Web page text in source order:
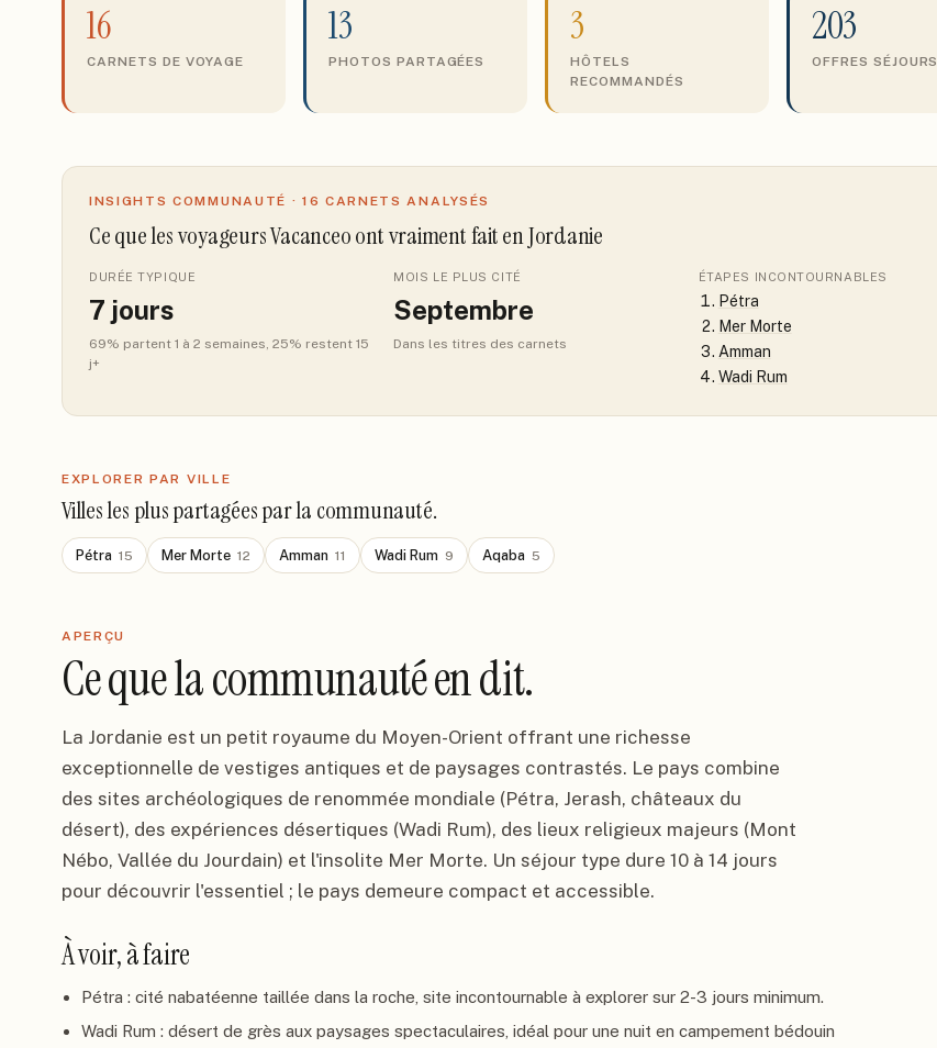
16
CARNETS DE VOYAGE
13
PHOTOS PARTAGÉES
3
HÔTELS
RECOMMANDÉS
203
OFFRES SÉJOURS
INSIGHTS COMMUNAUTÉ · 16 CARNETS ANALYSÉS
Ce que les voyageurs Vacanceo ont vraiment faiten Jordanie
DURÉE TYPIQUE
7 jours
69% partent 1 à 2 semaines, 25% restent 15
j+
MOIS LE PLUS CITÉ
Septembre
Dans les titres des carnets
ÉTAPES INCONTOURNABLES
Pétra
Mer Morte
Amman
Wadi Rum
EXPLORER PAR VILLE
Villes les plus partagées par la communauté.
Pétra 15 Mer Morte 12 Amman 11 Wadi Rum 9 Aqaba 5
APERÇU
Ce que la communauté en dit.
La Jordanie est un petit royaume du Moyen-Orient offrant une richesse
exceptionnelle de vestiges antiques et de paysages contrastés. Le pays combine
des sites archéologiques de renommée mondiale (Pétra, Jerash, châteaux du
désert), des expériences désertiques (Wadi Rum), des lieux religieux majeurs (Mont
Nébo, Vallée du Jourdain) et l'insolite Mer Morte. Un séjour type dure 10 à 14 jours
pour découvrir l'essentiel ; le pays demeure compact et accessible.
À voir, à faire
Pétra : cité nabatéenne taillée dans la roche, site incontournable à explorer sur 2-3 jours minimum.
Wadi Rum : désert de grès aux paysages spectaculaires, idéal pour une nuit en campement bédouin